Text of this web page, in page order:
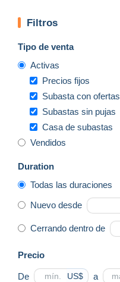
Filtros
Tipo de venta
Activas
Precios fijos
Subasta con ofertas
Subastas sin pujas
Casa de subastas
Vendidos
Duration
Todas las duraciones
Nuevo desde
Cerrando dentro de
Precio
De US$ a